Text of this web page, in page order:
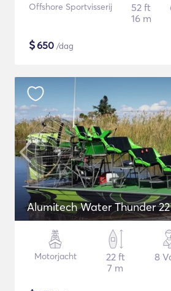
Offshore Sportvisserij
52 ft
16 m
$650 /dag
Alumitech Water Thunder 22
Motorjacht
22 ft
7 m
8